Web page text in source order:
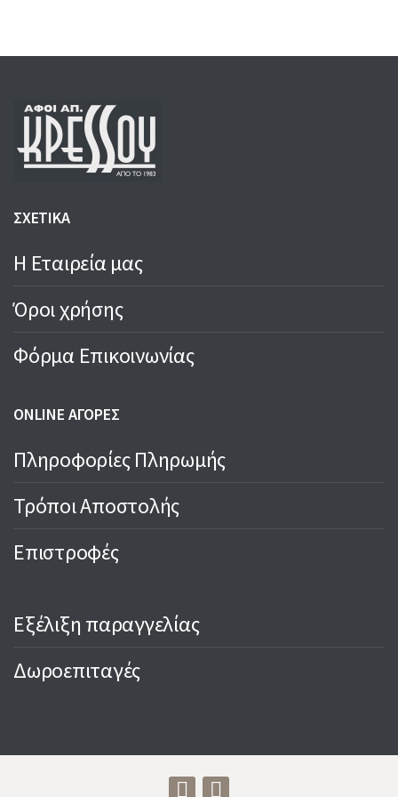
ΣΧΕΤΙΚΑ
Η Εταιρεία μας
Όροι χρήσης
Φόρμα Επικοινωνίας
ONLINE ΑΓΟΡΕΣ
Πληροφορίες Πληρωμής
Τρόποι Αποστολής
Επιστροφές
Εξέλιξη παραγγελίας
Δωροεπιταγές